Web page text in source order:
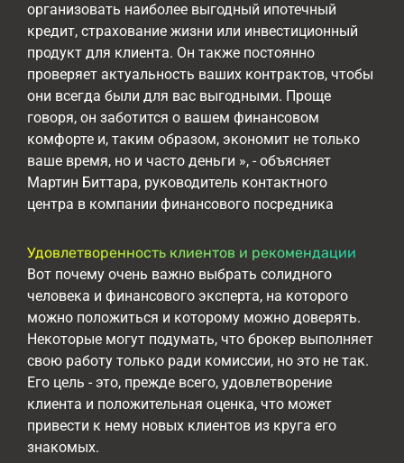
организовать наиболее выгодный ипотечный
кредит, страхование жизни или инвестиционный
продукт для клиента. Он также постоянно
проверяет актуальность ваших контрактов, чтобы
они всегда были для вас выгодными. Проще
говоря, он заботится о вашем финансовом
комфорте и, таким образом, экономит не только
ваше время, но и часто деньги », - объясняет
Мартин Биттара, руководитель контактного
центра в компании финансового посредника
Удовлетворенность клиентов и рекомендации
Вот почему очень важно выбрать солидного
человека и финансового эксперта, на которого
можно положиться и которому можно доверять.
Некоторые могут подумать, что брокер выполняет
свою работу только ради комиссии, но это не так.
Его цель - это, прежде всего, удовлетворение
клиента и положительная оценка, что может
привести к нему новых клиентов из круга его
знакомых.